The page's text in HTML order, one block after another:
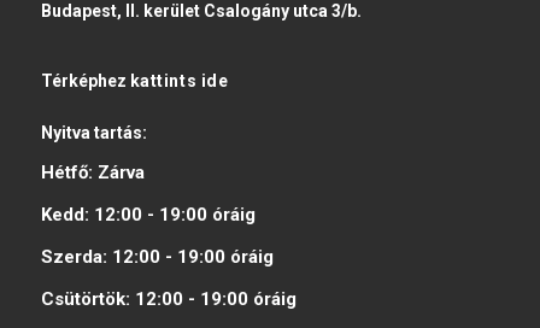
Budapest, II. kerület Csalogány utca 3/b.
Térképhez kattints ide
Nyitva tartás:
Hétfő: Zárva
Kedd: 12:00 - 19:00 óráig
Szerda: 12:00 - 19:00 óráig
Csütörtök: 12:00 - 19:00 óráig